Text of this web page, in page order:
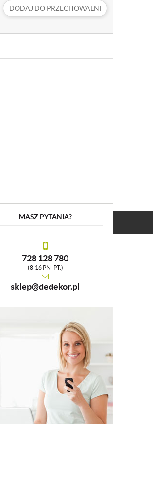
DODAJ DO PRZECHOWALNI
MASZ PYTANIA?
728 128 780
(8-16 PN.-PT.)
sklep@dedekor.pl